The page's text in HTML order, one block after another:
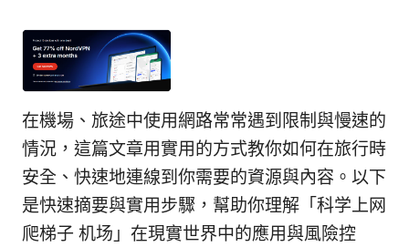
在機場、旅途中使用網路常常遇到限制與慢速的
情況，這篇文章用實用的方式教你如何在旅行時
安全、快速地連線到你需要的資源與內容。以下
是快速摘要與實用步驟，幫助你理解「科学上网
爬梯子 机场」在現實世界中的應用與風險控